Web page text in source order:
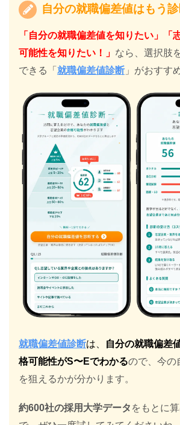
自分の就職偏差値はもう
「自分の就職偏差値を知りたい」「
可能性を知りたい！」 なら、選択肢
できる「 就職偏差値診断 」がおすす
就職偏差値診断は、
自分の就職偏差
格可能性がS〜Eでわかるので、今の
を狙えるかが分かります。
約600社の採用大学データ をもとに